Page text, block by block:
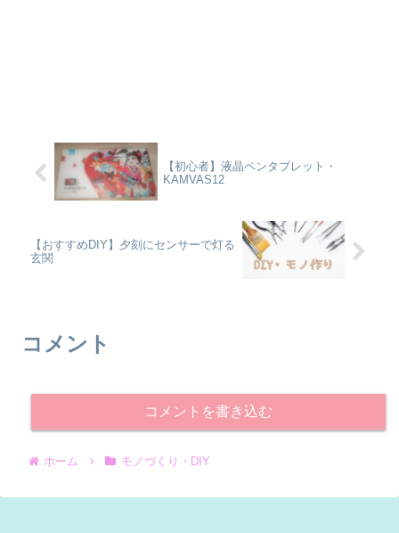
【初心者】液晶ペンタブレット・
KAMVAS12
【おすすめDIY】夕刻にセンサーで灯る
玄関
コメント
コメントを書き込む
ホーム モノづくり・DIY